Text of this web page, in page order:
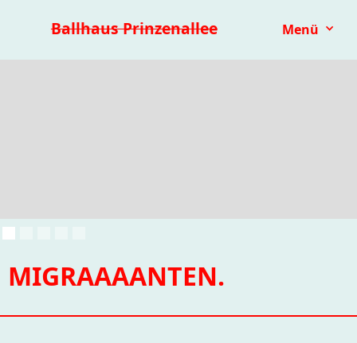
Ballhaus Prinzenallee Menü
Kinder- & Jugendtheater mit.mach.bühne
MIGRAAAANTEN.